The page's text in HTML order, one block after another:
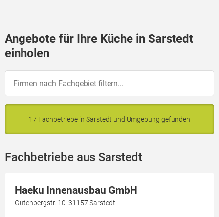
Angebote für Ihre Küche in Sarstedt
einholen
17 Fachbetriebe in Sarstedt und Umgebung gefunden
Fachbetriebe aus Sarstedt
Haeku Innenausbau GmbH
Gutenbergstr. 10, 31157 Sarstedt